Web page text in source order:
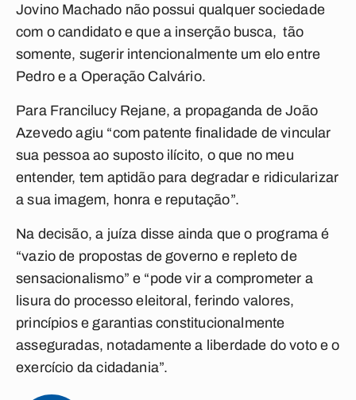
Jovino Machado não possui qualquer sociedade
com o candidato e que a inserção busca, tão
somente, sugerir intencionalmente um elo entre
Pedro e a Operação Calvário.
Para Francilucy Rejane, a propaganda de João
Azevedo agiu “com patente finalidade de vincular
sua pessoa ao suposto ilícito, o que no meu
entender, tem aptidão para degradar e ridicularizar
a sua imagem, honra e reputação”.
Na decisão, a juíza disse ainda que o programa é
“vazio de propostas de governo e repleto de
sensacionalismo” e “pode vir a comprometer a
lisura do processo eleitoral, ferindo valores,
princípios e garantias constitucionalmente
asseguradas, notadamente a liberdade do voto e o
exercício da cidadania”.